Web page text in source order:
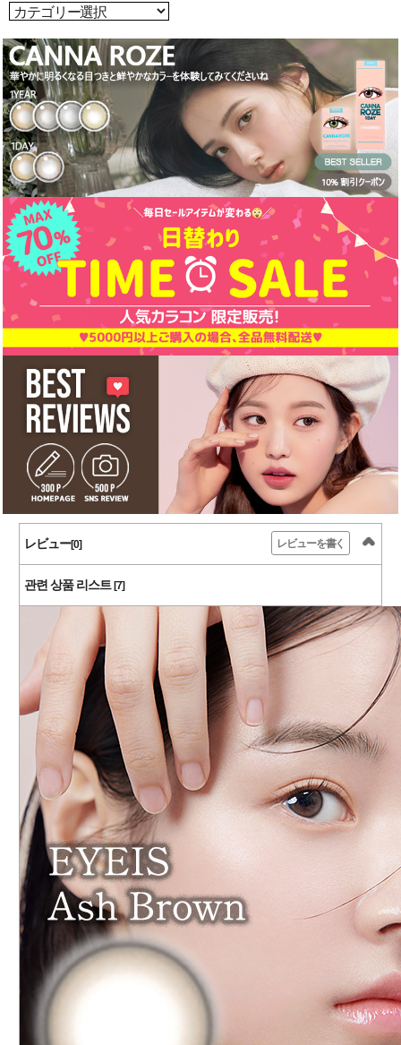
レビュー[0] レビューを書く
관련 상품 리스트[7]